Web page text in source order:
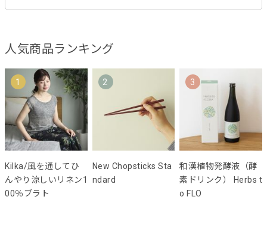
人気商品ランキング
1
Kilka/風を通してひ
んやり涼しいリネン1
00％ブラト
2
New Chopsticks Sta
ndard
3
和漢植物発酵液（酵
素ドリンク） Herbs t
o FLO